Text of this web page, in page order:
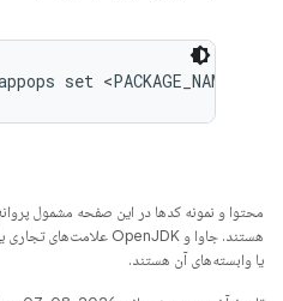
set <PACKAGE_NAME>
محتوا و نمونه کدها در این صفحه مشمول
یا وابسته‌های آن هستند.